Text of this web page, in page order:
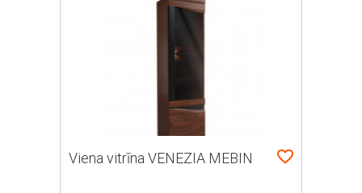
Viena vitrīna VENEZIA MEBIN